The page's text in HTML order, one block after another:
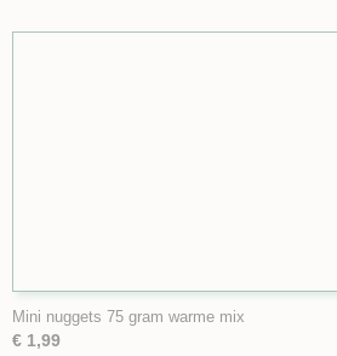
Mini nuggets 75 gram warme mix
€ 1,99